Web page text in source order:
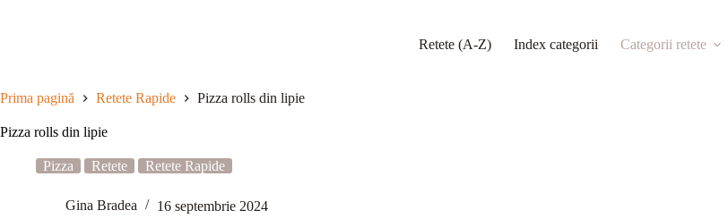
Retete (A-Z) Index categorii Categorii retete
Prima pagină Retete Rapide Pizza rolls din lipie
Pizza rolls din lipie
Pizza Retete Retete Rapide
Gina Bradea 16 septembrie 2024